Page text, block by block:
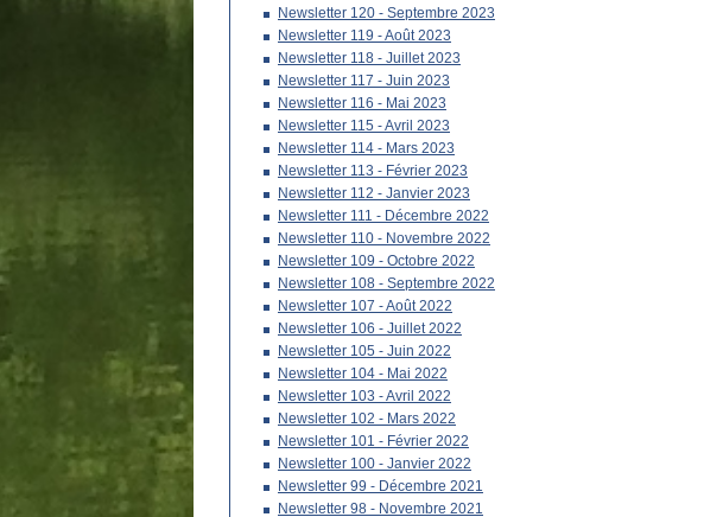
Newsletter 120 - Septembre 2023
Newsletter 119 - Août 2023
Newsletter 118 - Juillet 2023
Newsletter 117 - Juin 2023
Newsletter 116 - Mai 2023
Newsletter 115 - Avril 2023
Newsletter 114 - Mars 2023
Newsletter 113 - Février 2023
Newsletter 112 - Janvier 2023
Newsletter 111 - Décembre 2022
Newsletter 110 - Novembre 2022
Newsletter 109 - Octobre 2022
Newsletter 108 - Septembre 2022
Newsletter 107 - Août 2022
Newsletter 106 - Juillet 2022
Newsletter 105 - Juin 2022
Newsletter 104 - Mai 2022
Newsletter 103 - Avril 2022
Newsletter 102 - Mars 2022
Newsletter 101 - Février 2022
Newsletter 100 - Janvier 2022
Newsletter 99 - Décembre 2021
Newsletter 98 - Novembre 2021